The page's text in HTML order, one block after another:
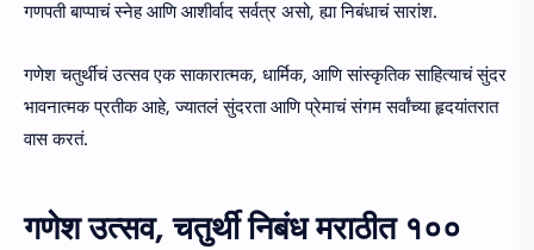
गणपती बाप्पाचं स्नेह आणि आशीर्वाद सर्वत्र असो, ह्या निबंधाचं सारांश.
गणेश चतुर्थीचं उत्सव एक साकारात्मक, धार्मिक, आणि सांस्कृतिक साहित्याचं सुंदर
भावनात्मक प्रतीक आहे, ज्यातलं सुंदरता आणि प्रेमाचं संगम सर्वांच्या हृदयांतरात
वास करतं.
गणेश उत्सव, चतुर्थी निबंध मराठीत १००